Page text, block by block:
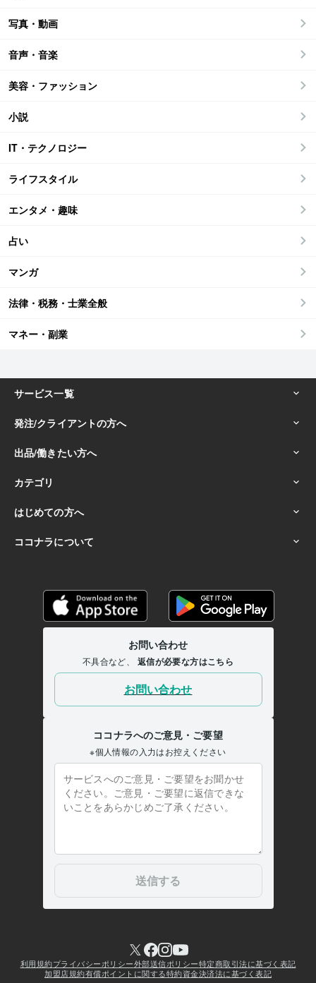
写真・動画
音声・音楽
美容・ファッション
小説
IT・テクノロジー
ライフスタイル
エンタメ・趣味
占い
マンガ
法律・税務・士業全般
マネー・副業